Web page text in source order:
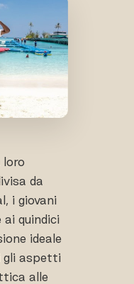
da
i giovani
ai quindici
ideale
gli aspetti
alle